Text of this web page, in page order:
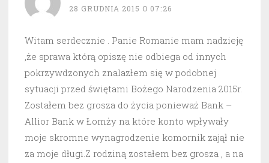
28 GRUDNIA 2015 O 07:26
Witam serdecznie . Panie Romanie mam nadzieję
,że sprawa którą opiszę nie odbiega od innych
pokrzywdzonych znalazłem się w podobnej
sytuacji przed świętami Bożego Narodzenia 2015r.
Zostałem bez grosza do życia ponieważ Bank –
Allior Bank w Łomży na które konto wpływały
moje skromne wynagrodzenie komornik zajął nie
za moje długi.Z rodziną zostałem bez grosza , a na